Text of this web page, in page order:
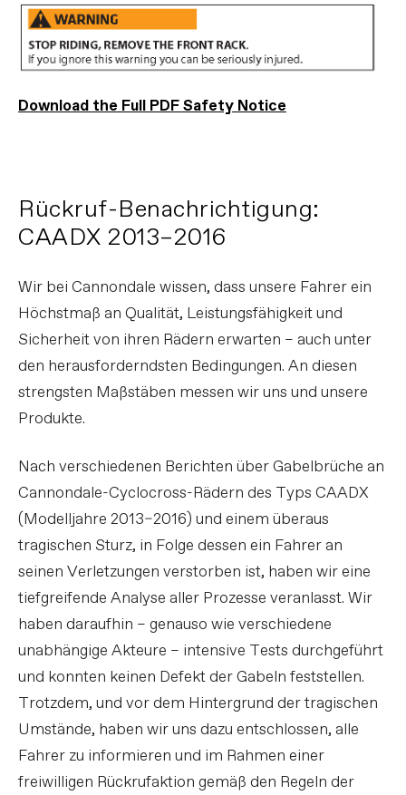
Download the Full PDF Safety Notice
Rückruf-Benachrichtigung:
CAADX 2013–2016
Wir bei Cannondale wissen, dass unsere Fahrer ein
Höchstmaß an Qualität, Leistungsfähigkeit und
Sicherheit von ihren Rädern erwarten – auch unter
den herausforderndsten Bedingungen. An diesen
strengsten Maßstäben messen wir uns und unsere
Produkte.
Nach verschiedenen Berichten über Gabelbrüche an
Cannondale-Cyclocross-Rädern des Typs CAADX
(Modelljahre 2013–2016) und einem überaus
tragischen Sturz, in Folge dessen ein Fahrer an
seinen Verletzungen verstorben ist, haben wir eine
tiefgreifende Analyse aller Prozesse veranlasst. Wir
haben daraufhin – genauso wie verschiedene
unabhängige Akteure – intensive Tests durchgeführt
und konnten keinen Defekt der Gabeln feststellen.
Trotzdem, und vor dem Hintergrund der tragischen
Umstände, haben wir uns dazu entschlossen, alle
Fahrer zu informieren und im Rahmen einer
freiwilligen Rückrufaktion gemäß den Regeln der